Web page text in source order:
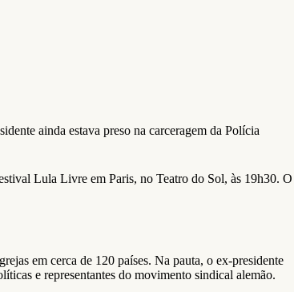
ainda estava preso na carceragem da Polícia
Lula Livre em Paris, no Teatro do Sol, às 19h30. O
em cerca de 120 países. Na pauta, o ex-presidente
e representantes do movimento sindical alemão.